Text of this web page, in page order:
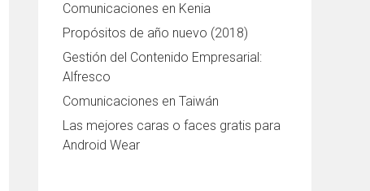
Comunicaciones en Kenia
Propósitos de año nuevo (2018)
Gestión del Contenido Empresarial:
Alfresco
Comunicaciones en Taiwán
Las mejores caras o faces gratis para
Android Wear